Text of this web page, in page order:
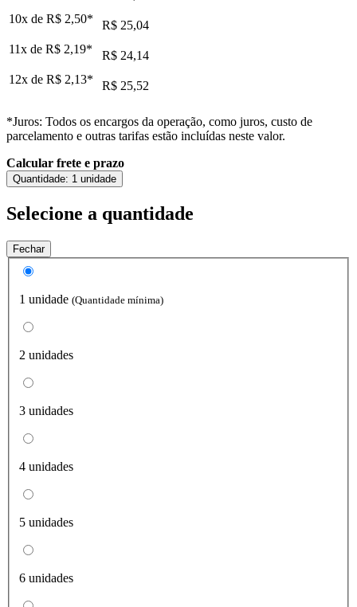
10x de R$ 2,50*
R$ 25,04
11x de R$ 2,19*
R$ 24,14
12x de R$ 2,13* R$ 25,52
*Juros: Todos os encargos da operação, como juros, custo de
parcelamento e outras tarifas estão incluídas neste valor.
Calcular frete e prazo
Quantidade: 1 unidade
Selecione a quantidade
Fechar
1 unidade (Quantidade mínima)
2 unidades
3 unidades
4 unidades
5 unidades
6 unidades